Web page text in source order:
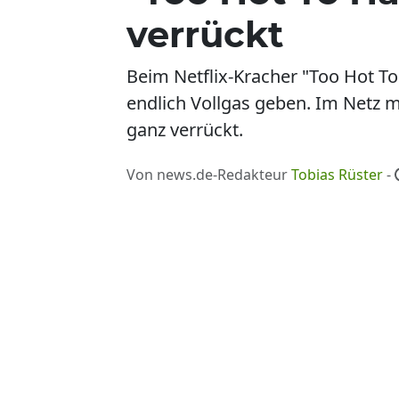
verrückt
Beim Netflix-Kracher "Too Hot
endlich Vollgas geben. Im Netz
ganz verrückt.
Von news.de-RedakteurTobias Rüster-